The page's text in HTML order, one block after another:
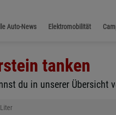
Auto-News Elektromobilität
tanken
du in unserer Übersicht
Liter